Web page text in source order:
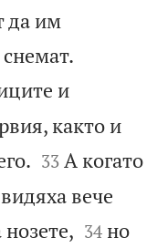
да им
и
както и


33 А когато
вече


34 но